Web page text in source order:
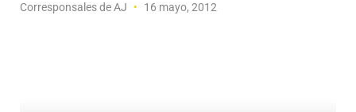
Corresponsales de AJ 16 mayo, 2012